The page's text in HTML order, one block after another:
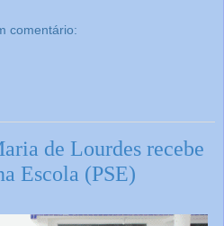
comentário:
de Lourdes recebe
Escola (PSE)